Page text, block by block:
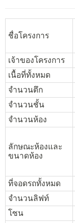
ชื่อโครงการ
เจ้าของโครงการ
เนื้อที่ทั้งหมด
จำนวนตึก
จำนวนชั้น
จำนวนห้อง
ลักษณะห้องและ
ขนาดห้อง
ที่จอดรถทั้งหมด
จำนวนลิฟท์
โซน